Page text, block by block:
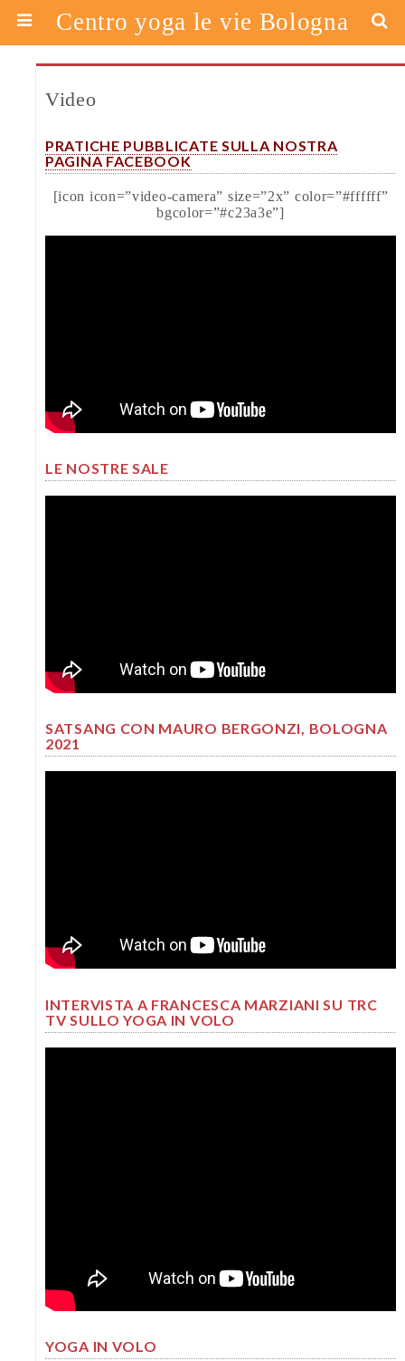
Centro yoga le vie Bologna
Video
PRATICHE PUBBLICATE SULLA NOSTRA
PAGINA FACEBOOK
[icon icon=”video-camera” size=”2x” color=”#ffffff”
bgcolor=”#c23a3e”]
LE NOSTRE SALE
SATSANG CON MAURO BERGONZI, BOLOGNA
2021
INTERVISTA A FRANCESCA MARZIANI SU TRC
TV SULLO YOGA IN VOLO
YOGA IN VOLO